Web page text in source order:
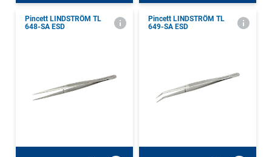
Pincett LINDSTRÖM TL
648-SA ESD
Pincett LINDSTRÖM TL
649-SA ESD